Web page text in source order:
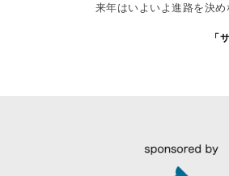
来年はいよいよ進路を決め
「